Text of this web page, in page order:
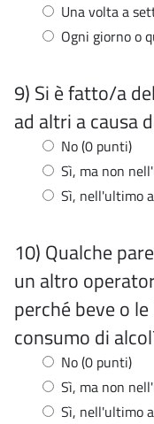
Una volta a
Ogni giorno o
9) Si è fatto/a
ad altri a causa
No (0 punti)
Sì, ma non
Sì, nell'ultimo
10) Qualche
un altro
perché beve o
consumo di
No (0 punti)
Sì, ma non
Sì, nell'ultimo